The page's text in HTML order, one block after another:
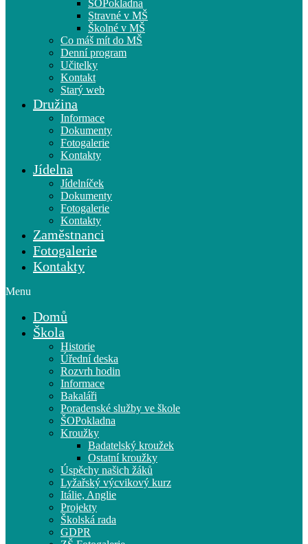
ŠOPokladna
Stravné v MŠ
Školné v MŠ
Co máš mít do MŠ
Denní program
Učitelky
Kontakt
Starý web
Družina
Informace
Dokumenty
Fotogalerie
Kontakty
Jídelna
Jídelníček
Dokumenty
Fotogalerie
Kontakty
Zaměstnanci
Fotogalerie
Kontakty
Menu
Domů
Škola
Historie
Úřední deska
Rozvrh hodin
Informace
Bakaláři
Poradenské služby ve škole
ŠOPokladna
Kroužky
Badatelský kroužek
Ostatní kroužky
Úspěchy našich žáků
Lyžařský výcvikový kurz
Itálie, Anglie
Projekty
Školská rada
GDPR